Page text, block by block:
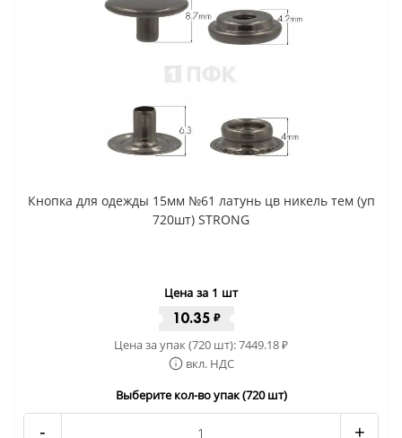
Кнопка для одежды 15мм №61 латунь цв никель тем (уп
720шт) STRONG
Цена за 1 шт
10.35 ₽
Цена за упак (720 шт):7449.18₽
вкл. НДС
Выберите кол-во упак (720 шт)
- +